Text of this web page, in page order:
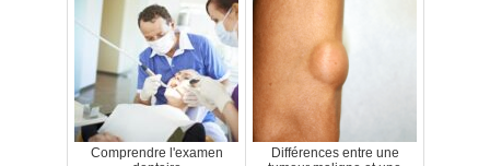
Comprendre l'examen
Différences entre une